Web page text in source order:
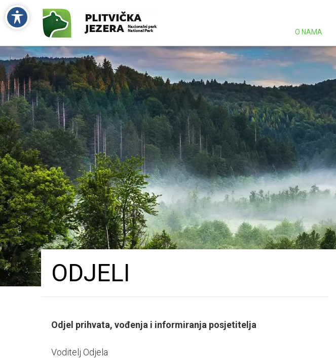
O NAMA
ODJELI
Odjel prihvata, vođenja i informiranja posjetitelja
Voditelj Odjela